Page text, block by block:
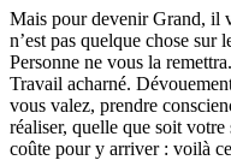
Mais pour devenir Grand, il
n’est pas quelque chose sur
Personne ne vous la
Travail acharné.
vous valez, prendre
réaliser, quelle que soit
coûte pour y arriver : voilà